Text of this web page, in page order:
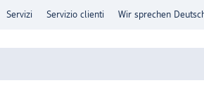
Servizi Servizio clienti Wir sprechen